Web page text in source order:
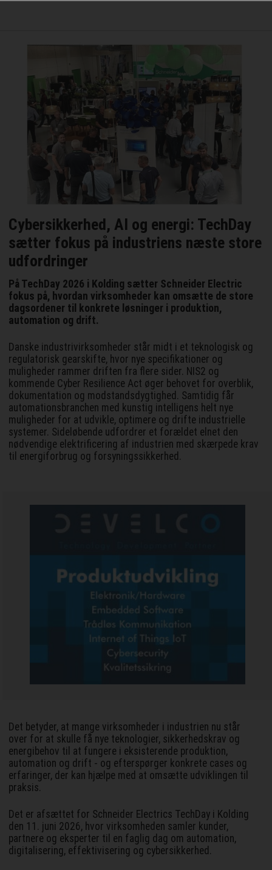
Cybersikkerhed, AI og energi: TechDay
sætter fokus på industriens næste store
udfordringer
På TechDay 2026 i Kolding sætter Schneider Electric
fokus på, hvordan virksomheder kan omsætte de store
dagsordener til konkrete løsninger i produktion,
automation og drift.
Danske industrivirksomheder står midt i et teknologisk og
regulatorisk gearskifte, hvor nye specifikationer og
muligheder rammer driften fra flere sider. NIS2 og
kommende Cyber Resilience Act øger behovet for overblik,
dokumentation og modstandsdygtighed. Samtidig får
automationsbranchen med kunstig intelligens helt nye
muligheder for at udvikle, optimere og drifte industrielle
systemer. Sideløbende udfordrer et forældet elnet den
nødvendige elektrificering af industrien med skærpede krav
til energiforbrug og forsyningssikkerhed.
Det betyder, at mange virksomheder i industrien nu står
over for at skulle få nye teknologier, sikkerhedskrav og
energibehov til at fungere i eksisterende produktion,
automation og drift - og efterspørger konkrete cases og
erfaringer, der kan hjælpe med at omsætte udviklingen til
praksis.
Det er afsættet for Schneider Electrics TechDay i Kolding
den 11. juni 2026, hvor virksomheden samler kunder,
partnere og eksperter til en faglig dag om automation,
digitalisering, effektivisering og cybersikkerhed.